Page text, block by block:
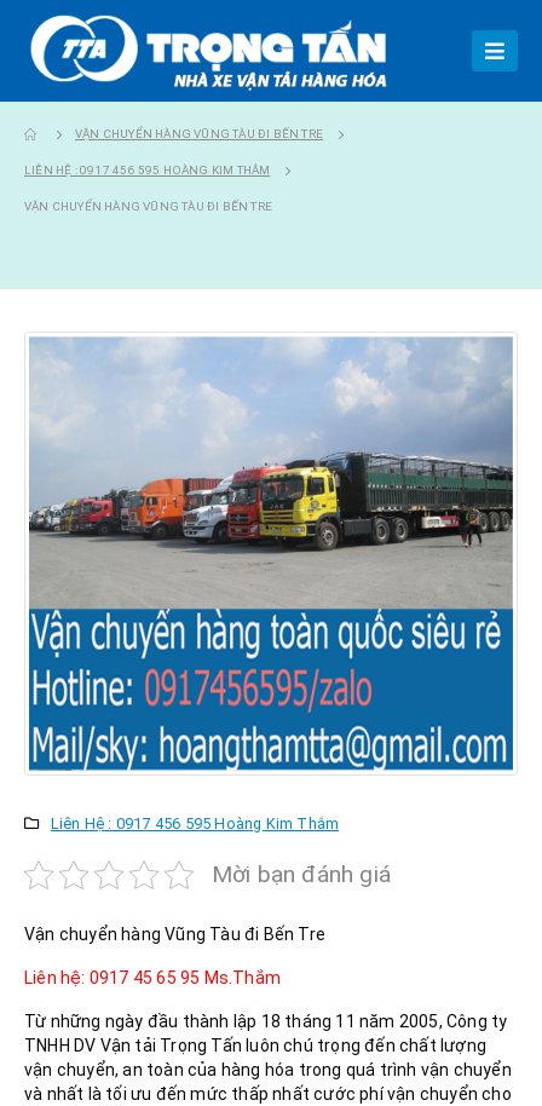
VẬN CHUYỂN HÀNG VŨNG TÀU ĐI BẾN TRE
LIÊN HỆ : 0917 456 595 HOÀNG KIM THẮM
VẬN CHUYỂN HÀNG VŨNG TÀU ĐI BẾN TRE
Liên Hệ : 0917 456 595 Hoàng Kim Thắm
Mời bạn đánh giá
Vận chuyển hàng Vũng Tàu đi Bến Tre
Liên hệ: 0917 45 65 95 Ms.Thắm
Từ những ngày đầu thành lập 18 tháng 11 năm 2005, Công ty
TNHH DV Vận tải Trọng Tấn luôn chú trọng đến chất lượng
vận chuyển, an toàn của hàng hóa trong quá trình vận chuyển
và nhất là tối ưu đến mức thấp nhất cước phí vận chuyển cho